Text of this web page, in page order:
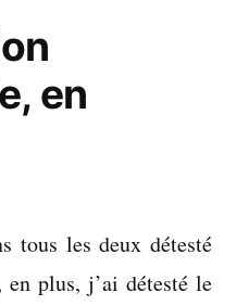
en
tous les deux détesté
plus, j’ai détesté le